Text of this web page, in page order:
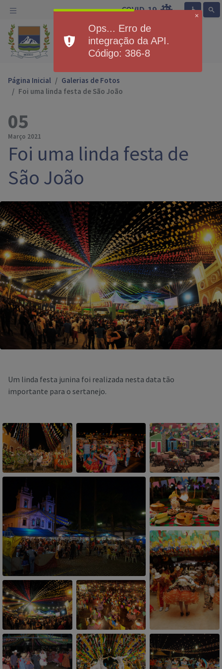
COVID-19 accessible search
Prefeitura Municipal de
Exemplo
Página Inicial
Galerias de Fotos
Foi uma linda festa de São João
05
Março 2021
Foi uma linda festa de
São João
Um linda festa junina foi realizada nesta data tão
importante para o sertanejo.
×
Ops... Erro de
integração da API.
Código: 386-8